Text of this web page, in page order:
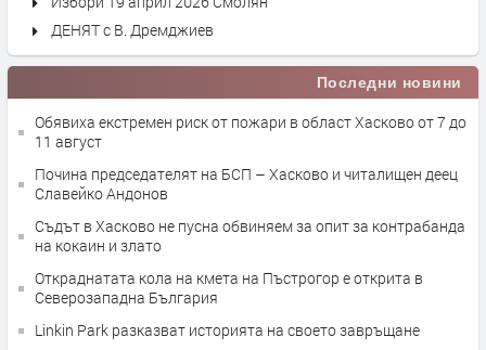
ДЕНЯТ с В. Дремджиев
Последни новини
Обявиха екстремен риск от пожари в област Хасково от 7 до
11 август
Почина председателят на БСП – Хасково и читалищен деец
Славейко Андонов
Съдът в Хасково не пусна обвиняем за опит за контрабанда
на кокаин и злато
Откраднатата кола на кмета на Пъстрогор е открита в
Северозападна България
Linkin Park разказват историята на своето завръщане